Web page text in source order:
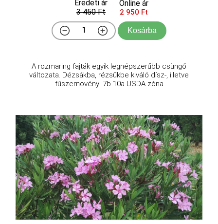
Eredeti ár
3 450 Ft
Online ár
2 950 Ft
Kosárba
A rozmaring fajták egyik legnépszerűbb csüngő
változata. Dézsákba, rézsűkbe kiváló dísz-, illetve
fűszernövény! 7b-10a USDA-zóna